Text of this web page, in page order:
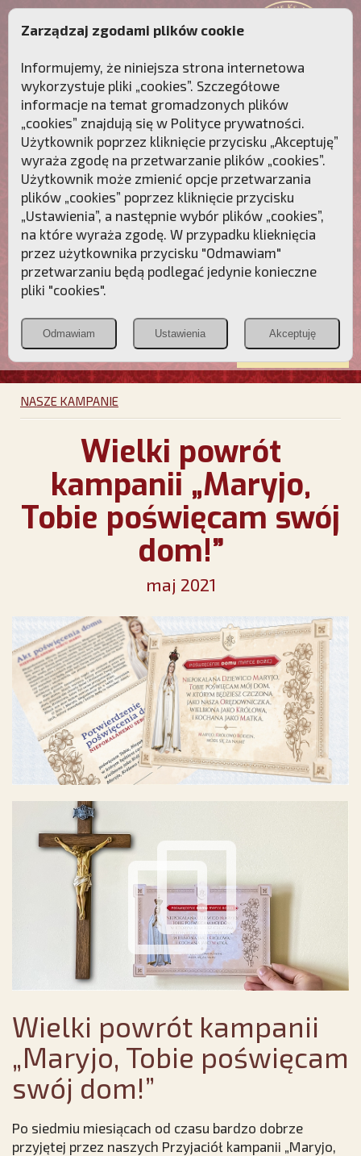
Przebudźmy sumienia Polaków!
Polonia
Christiana
PCh24.pl
Przymierze
POZNAJ APOSTOLAT FATIMY WESPRZYJ
NAS
NASZE KAMPANIE
Wielki powrót
kampanii „Maryjo,
Tobie poświęcam swój
dom!”
maj 2021
Wielki powrót kampanii
„Maryjo, Tobie poświęcam
swój dom!”
Po siedmiu miesiącach od czasu bardzo dobrze
przyjętej przez naszych Przyjaciół kampanii „Maryjo,
Zarządzaj zgodami plików cookie
Informujemy, że niniejsza strona internetowa
wykorzystuje pliki „cookies”. Szczegółowe
informacje na temat gromadzonych plików
„cookies” znajdują się w Polityce prywatności.
Użytkownik poprzez kliknięcie przycisku „Akceptuję”
wyraża zgodę na przetwarzanie plików „cookies”.
Użytkownik może zmienić opcje przetwarzania
plików „cookies” poprzez kliknięcie przycisku
„Ustawienia”, a następnie wybór plików „cookies”,
na które wyraża zgodę. W przypadku klieknięcia
przez użytkownika przycisku "Odmawiam"
przetwarzaniu będą podlegać jedynie konieczne
pliki "cookies".
Odmawiam Ustawienia Akceptuję